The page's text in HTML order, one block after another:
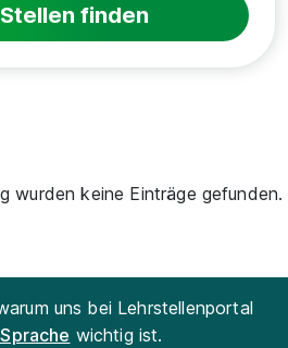
finden
wurden keine Einträge gefunden.
uns bei Lehrstellenportal
wichtig ist.